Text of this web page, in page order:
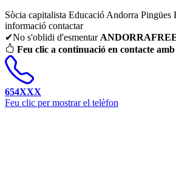
Sòcia capitalista Educació Andorra Pingües
informació contactar
✔No s'oblidi d'esmentar
Feu clic a continuació en contacte amb
654XXX
Feu clic per mostrar el telèfon